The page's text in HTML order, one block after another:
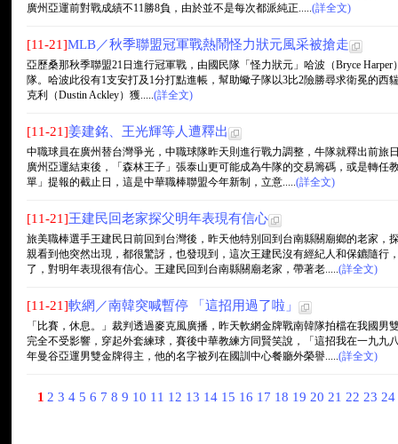
廣州亞運前對戰成績不11勝8負，由於並不是每次都派純正.....(詳全文)
[11-21]MLB／秋季聯盟冠軍戰熱鬧怪力狀元風采被搶走
亞歷桑那秋季聯盟21日進行冠軍戰，由國民隊「怪力狀元」哈波（Bryce
隊。哈波此役有1支安打及1分打點進帳，幫助蠍子隊以3比2險勝尋求衛冕的
克利（Dustin Ackley）獲.....(詳全文)
[11-21]姜建銘、王光輝等人遭釋出
中職球員在廣州替台灣爭光，中職球隊昨天則進行戰力調整，牛隊就釋出前旅
廣州亞運結束後，「森林王子」張泰山更可能成為牛隊的交易籌碼，或是轉任
單」提報的截止日，這是中華職棒聯盟今年新制，立意.....(詳全文)
[11-21]王建民回老家探父明年表現有信心
旅美職棒選手王建民日前回到台灣後，昨天他特別回到台南縣關廟鄉的老家，
親看到他突然出現，都很驚訝，也發現到，這次王建民沒有經紀人和保鑣隨行
了，對明年表現很有信心。王建民回到台南縣關廟老家，帶著老.....(詳全文)
[11-21]軟網／南韓突喊暫停 「這招用過了啦」
「比賽，休息。」裁判透過麥克風廣播，昨天軟網金牌戰南韓隊拍檔在我國
完全不受影響，穿起外套練球，賽後中華教練方同賢笑說，「這招我在一九九
年曼谷亞運男雙金牌得主，他的名字被列在國訓中心餐廳外榮譽.....(詳全文)
1 2 3 4 5 6 7 8 9 10 11 12 13 14 15 16 17 18 19 20 21 22 23 24